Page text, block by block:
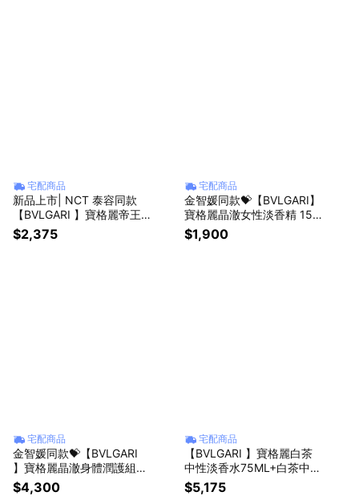
宅配商品
新品上市| NCT 泰容同款
【BVLGARI 】寶格麗帝王
紅茶香沐浴膠 300ML| 送禮
首選 | 享限定吊飾💝
$2,375
宅配商品
金智媛同款💝【BVLGARI】
寶格麗晶澈女性淡香精 15M
L
$1,900
宅配商品
金智媛同款💝【BVLGARI
】寶格麗晶澈身體潤護組
(滋潤身體乳200ML+護手霜
40ML+晶澈淡香精 5ML) |
$4,300
宅配商品
【BVLGARI 】寶格麗白茶
中性淡香水75ML+白茶中性
香氛身體乳7ML | 送禮首選
$5,175